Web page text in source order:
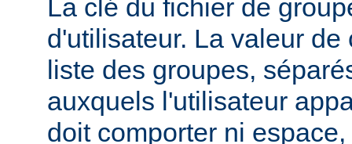
La clé du fichier de
d'utilisateur. La valeur
liste des groupes,
auxquels l'utilisateur
doit comporter ni